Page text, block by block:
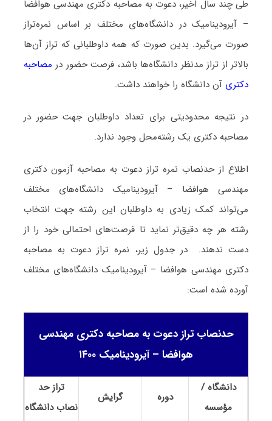
طی چند سال اخیر، دعوت به مصاحبه دکتری مهندسی هوافضا
– آیرودینامیک در دانشگاه‌های مختلف بر اساس نمره‌تراز
صورت می‌گیرد. بدین صورت که همه داوطلبانی که تراز آن‌ها
بالاتر از تراز مدنظر دانشگاه‌ها باشد، فرصت حضور در مصاحبه
دکتری آن دانشگاه را خواهند داشت.
در نتیجه محدودیتی برای تعداد داوطلبان جهت حضور در
مصاحبه دکتری یک رشته‌محل وجود ندارد.
اطلاع از حدنصاب نمره تراز دعوت به مصاحبه آزمون دکتری
مهندسی هوافضا – آیرودینامیک دانشگاه‌های مختلف
می‌تواند کمک زیادی به داوطلبان این رشته جهت انتخاب
رشته هر چه دقیق‌تر نماید تا فرصت‌های احتمالی خود را از
دست ندهند. در جدول زیر، نمره تراز دعوت به مصاحبه
دکتری مهندسی هوافضا – آیرودینامیک دانشگاه‌های مختلف
آورده شده است:
حدنصاب تراز دعوت به مصاحبه دکتری مهندسی
هوافضا – آیرودینامیک ۱۴۰۰
دانشگاه /
مؤسسه
دوره گرایش
تراز حد
نصاب دانشگاه